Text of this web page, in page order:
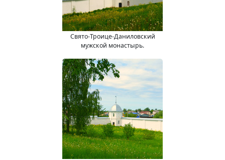
Свято-Троице-Даниловский
мужской монастырь.